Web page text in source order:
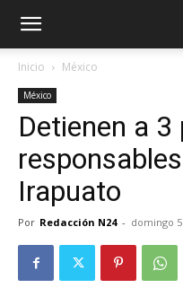
Inicio México
México
Detienen a
Irapuato
Por Redacción N24 - domingo